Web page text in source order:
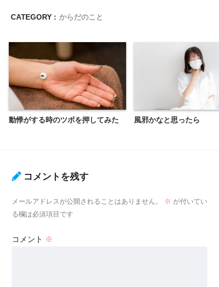
CATEGORY : からだのこと
動悸がする時のツボを押してみた 風邪かなと思ったら
コメントを残す
メールアドレスが公開されることはありません。 ※ が付いてい
る欄は必須項目です
コメント ※